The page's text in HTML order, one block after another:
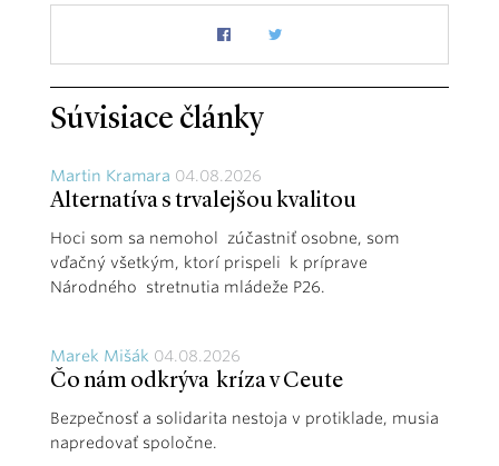
Súvisiace články
Martin Kramara 04.08.2026
Alternatíva s trvalejšou kvalitou
Hoci som sa nemohol zúčastniť osobne, som
vďačný všetkým, ktorí prispeli k príprave
Národného stretnutia mládeže P26.
Marek Mišák 04.08.2026
Čo nám odkrýva kríza v Ceute
Bezpečnosť a solidarita nestoja v protiklade, musia
napredovať spoločne.